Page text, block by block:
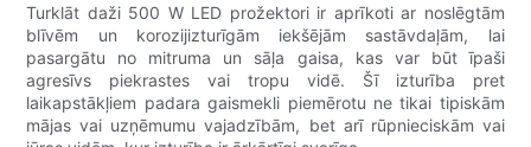
Turklāt daži 500 W LED prožektori ir aprīkoti ar noslēgtām
blīvēm un korozijizturīgām iekšējām sastāvdaļām, lai
pasargātu no mitruma un sāļa gaisa, kas var būt īpaši
agresīvs piekrastes vai tropu vidē. Šī izturība pret
laikapstākļiem padara gaismekli piemērotu ne tikai tipiskām
mājas vai uzņēmumu vajadzībām, bet arī rūpnieciskām vai